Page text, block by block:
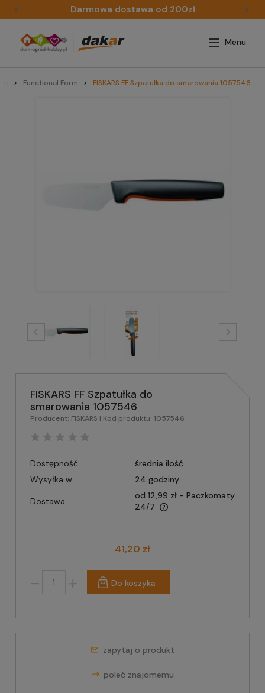
Darmowa dostawa od 200zł
Functional Form FISKARS FF Szpatułka do smarowania 1057546
FISKARS FF Szpatułka do
smarowania 1057546
Producent: FISKARS | Kod produktu: 1057546
Dostępność:
średnia ilość
Wysyłka w:
24 godziny
Dostawa:
od 12,99 zł - Paczkomaty
24/7
41,20 zł
Do koszyka
zapytaj o produkt
poleć znajomemu